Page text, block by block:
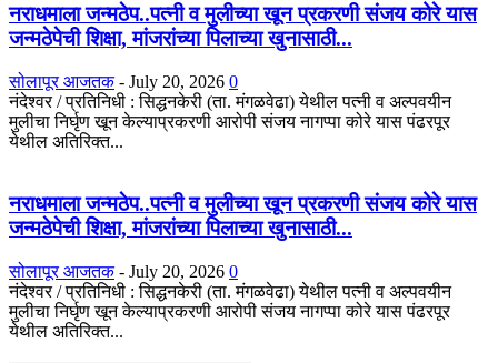
नराधमाला जन्मठेप..पत्नी व मुलीच्या खून प्रकरणी संजय कोरे यास
जन्मठेपेची शिक्षा, मांजरांच्या पिलाच्या खुनासाठी...
सोलापूर आजतक - July 20, 2026 0
नंदेश्वर / प्रतिनिधी : सिद्धनकेरी (ता. मंगळवेढा) येथील पत्नी व अल्पवयीन
मुलीचा निर्घृण खून केल्याप्रकरणी आरोपी संजय नागप्पा कोरे यास पंढरपूर
येथील अतिरिक्त...
नराधमाला जन्मठेप..पत्नी व मुलीच्या खून प्रकरणी संजय कोरे यास
जन्मठेपेची शिक्षा, मांजरांच्या पिलाच्या खुनासाठी...
सोलापूर आजतक - July 20, 2026 0
नंदेश्वर / प्रतिनिधी : सिद्धनकेरी (ता. मंगळवेढा) येथील पत्नी व अल्पवयीन
मुलीचा निर्घृण खून केल्याप्रकरणी आरोपी संजय नागप्पा कोरे यास पंढरपूर
येथील अतिरिक्त...